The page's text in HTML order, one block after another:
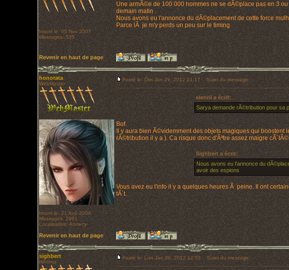
Inscrit le: 05 Nov 2007
Messages: 535
Une armÃ©e de 100 000 hommes ne se dÃ©place pas en 3
demain matin .
Nous avons eu l'annonce du dÃ©placement de cette force
Parce lÃ je m'y perds un peu sur le timing
Revenir en haut de page
honorata
WebMaster
Inscrit le: 21 Aoû 2006
Messages: 2981
Localisation: Annecy
Posté le: Dim Jan 29, 2012 21:17 Sujet du message:
elenril a écrit:
Sarya demande rÃ©tribution pour sa
Bof.
Il y aura bien Ã©videmment des objets magiques qui boostent
rÃ©tribution il y a ). Ca risque donc d'Ãªtre assez maigre
Sighbert a écrit:
Nous avons eu l'annonce du
avoir des espions
Vous avez eu l'info il y a quelques heures Ã peine. Il ont
tÃ´t.
Revenir en haut de page
sighbert
HÃ©ros
Posté le: Lun Jan 30, 2012 12:53 Sujet du message: